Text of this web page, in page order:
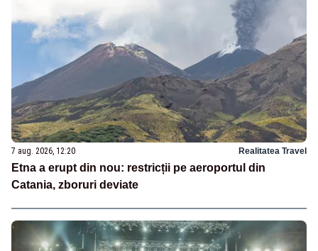
7 aug. 2026, 12:20 Realitatea Travel
Etna a erupt din nou: restricții pe aeroportul din
Catania, zboruri deviate